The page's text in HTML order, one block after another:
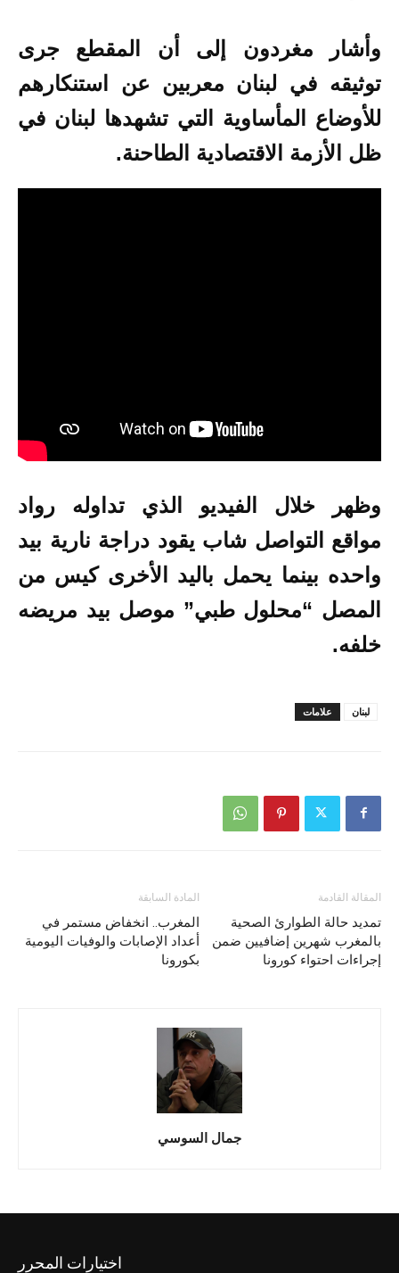
وأشار مغردون إلى أن المقطع جرى
توثيقه في لبنان معربين عن استنكارهم
للأوضاع المأساوية التي تشهدها لبنان في
ظل الأزمة الاقتصادية الطاحنة.
وظهر خلال الفيديو الذي تداوله رواد
مواقع التواصل شاب يقود دراجة نارية بيد
واحده بينما يحمل باليد الأخرى كيس من
المصل “محلول طبي” موصل بيد مريضه
خلفه.
علامات لبنان
المادة السابقة
المغرب.. انخفاض مستمر في
أعداد الإصابات والوفيات اليومية
بكورونا
المقالة القادمة
تمديد حالة الطوارئ الصحية
بالمغرب شهرين إضافيين ضمن
إجراءات احتواء كورونا
جمال السوسي
اختيارات المحرر